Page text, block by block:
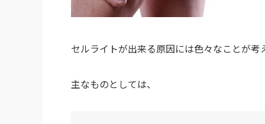
セルライトが出来る原因には色々なことが考
主なものとしては、